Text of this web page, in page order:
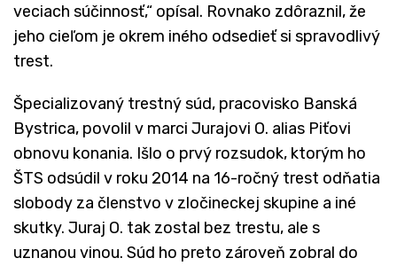
veciach súčinnosť,“ opísal. Rovnako zdôraznil, že
jeho cieľom je okrem iného odsedieť si spravodlivý
trest.
Špecializovaný trestný súd, pracovisko Banská
Bystrica, povolil v marci Jurajovi O. alias Piťovi
obnovu konania. Išlo o prvý rozsudok, ktorým ho
ŠTS odsúdil v roku 2014 na 16-ročný trest odňatia
slobody za členstvo v zločineckej skupine a iné
skutky. Juraj O. tak zostal bez trestu, ale s
uznanou vinou. Súd ho preto zároveň zobral do